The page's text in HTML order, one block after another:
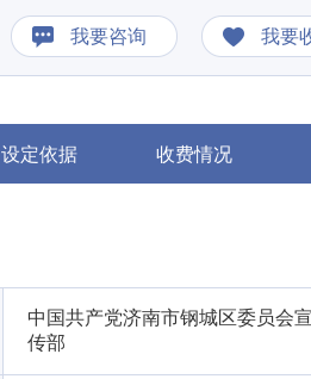
我要咨询 我要
设定依据 收费情况
中国共产党济南市钢城区委员会
传部